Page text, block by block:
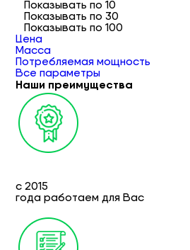
Показывать по 10
Показывать по 30
Показывать по 100
Цена
Масса
Потребляемая мощность
Все параметры
Наши преимущества
с 2015
года работаем для Вас